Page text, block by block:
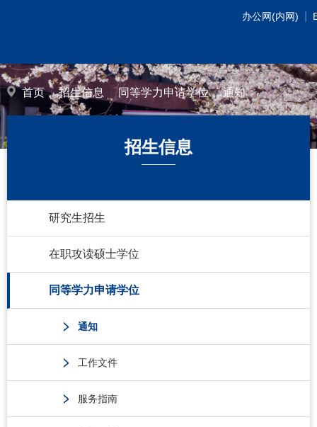
办公网(内网)
首页 招生信息 同等学力申请学位 通知
招生信息
研究生招生
在职攻读硕士学位
同等学力申请学位
通知
工作文件
服务指南